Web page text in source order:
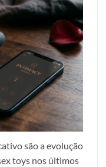
são a evolução
toys nos últimos